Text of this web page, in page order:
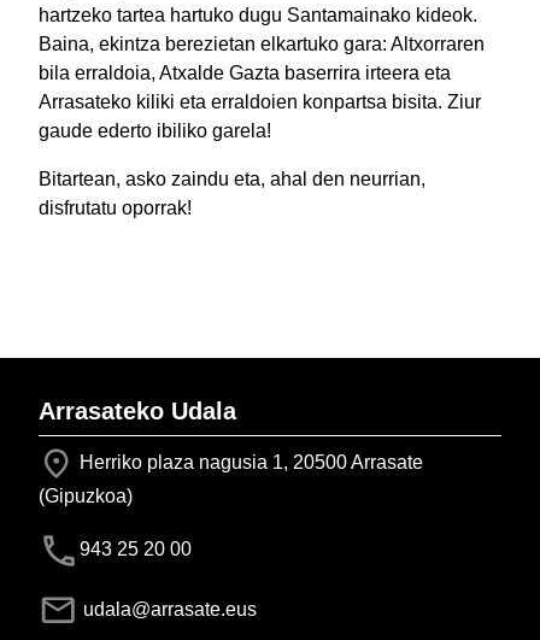
hartzeko tartea hartuko dugu Santamainako kideok.
Baina, ekintza berezietan elkartuko gara: Altxorraren
bila erraldoia, Atxalde Gazta baserrira irteera eta
Arrasateko kiliki eta erraldoien konpartsa bisita. Ziur
gaude ederto ibiliko garela!
Bitartean, asko zaindu eta, ahal den neurrian,
disfrutatu oporrak!
Arrasateko Udala
Herriko plaza nagusia 1, 20500 Arrasate
(Gipuzkoa)
943 25 20 00
udala@arrasate.eus